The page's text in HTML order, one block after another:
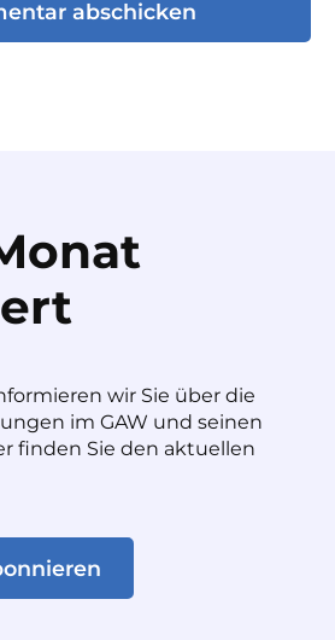
wir Sie über die
im GAW und seinen
finden Sie den aktuellen